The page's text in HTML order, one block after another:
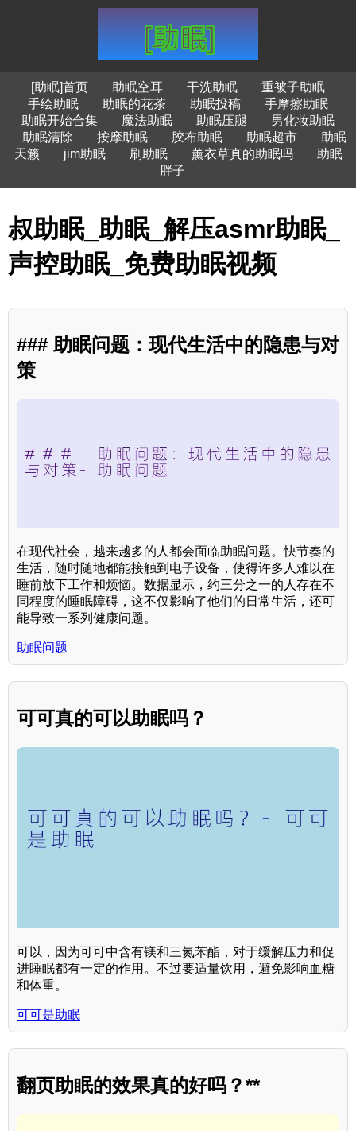
[助眠]首页 助眠空耳 干洗助眠
重被子助眠
手绘助眠
助眠的花茶 助眠投稿
手摩擦助眠
助眠开始合集
魔法助眠 助眠压腿
男化妆助眠
助眠清除
按摩助眠 胶布助眠 助眠超市
助眠
天籁
jim助眠 刷助眠 薰衣草真的助眠吗
助眠
胖子
叔助眠_助眠_解压asmr助眠_
声控助眠_免费助眠视频
### 助眠问题：现代生活中的隐患与对
策
在现代社会，越来越多的人都会面临助眠问题。快节奏的
生活，随时随地都能接触到电子设备，使得许多人难以在
睡前放下工作和烦恼。数据显示，约三分之一的人存在不
同程度的睡眠障碍，这不仅影响了他们的日常生活，还可
能导致一系列健康问题。
助眠问题
可可真的可以助眠吗？
可以，因为可可中含有镁和三氮苯酯，对于缓解压力和促
进睡眠都有一定的作用。不过要适量饮用，避免影响血糖
和体重。
可可是助眠
翻页助眠的效果真的好吗？**